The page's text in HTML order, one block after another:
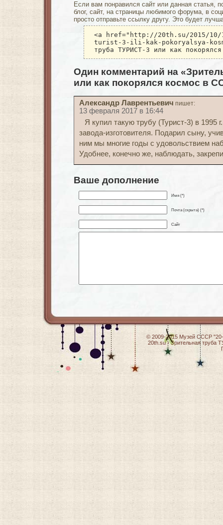
Если вам понравился сайт или данная статья,
блог, сайт, на страницы любимого форума, в
просто отправьте ссылку другу. Это будет
<a href="http://20th.su/2015/
turist-3-ili-kak-pokoryalsya-
труба ТУРИСТ-3 или как
Один комментарий на
или как покорялся космос в
Александр Лаврентьевич пишет:
13 февраля 2017 в 16:44
Я купил такую трубу (Турист-3) в 1995
завода-изготовителя. Подарил сыну,
ним мы многие годы с удовольствием
Удобнее, конечно же, наблюдать,
Ваше дополнение
Имя (*)
Почта (скрыта) (*)
Сайт
© 2009-2015 Музей СССР
20th.su›Зрительная труба